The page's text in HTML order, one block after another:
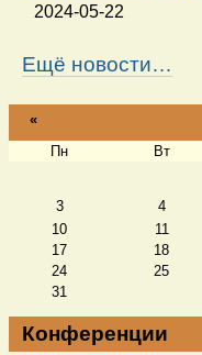
2024-05-22
Ещё новости…
«
Пн Вт
3 4
10
11
17
18
24
25
31
Конференции